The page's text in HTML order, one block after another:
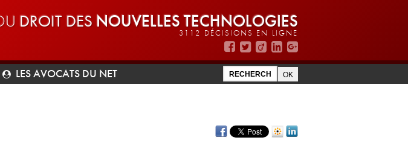
DROIT DES NOUVELLES TECHNOLOGIES
3112 DÉCISIONS EN LIGNE
LES AVOCATS DU NET